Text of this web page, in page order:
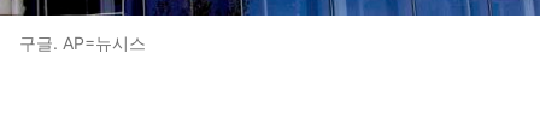
구글. AP=뉴시스